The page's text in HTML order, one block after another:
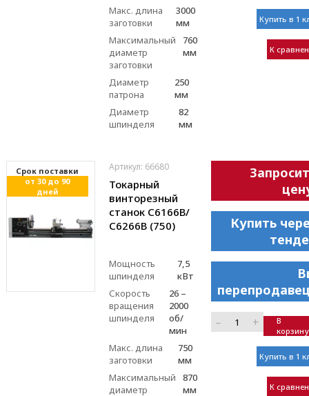
Макс. длина
заготовки
3000
мм
Максимальный
диаметр
заготовки
760
мм
Диаметр
патрона
250
мм
Диаметр
шпинделя
82
мм
Купить в 1
К
Cрок поставки
от 30 до 90
дней
Артикул: 66680
Токарный
винторезный
станок С6166В/
С6266В (750)
Мощность
шпинделя
7,5
кВт
Скорость
вращения
шпинделя
26 –
2000
об/
мин
Макс. длина
заготовки
750
мм
Максимальный
диаметр
870
мм
Купить
– +
В
корзину
Купить в 1
К